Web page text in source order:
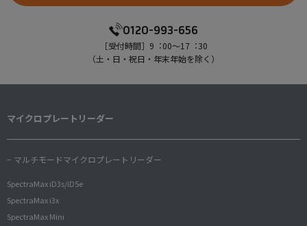
0120-993-656
［受付時間］9︓00〜17︓30
（⼟・⽇・祝⽇・年末年始を除く）
マイクロプレートリーダー
− マルチモードマイクロプレートリーダー
SpectraMax iD3s/iD5e
SpectraMax i3x
SpectraMax Mini